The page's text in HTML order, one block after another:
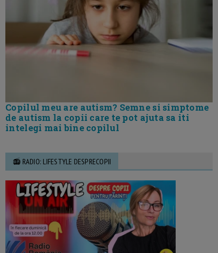
Copilul meu are autism? Semne si simptome
de autism la copii care te pot ajuta sa iti
intelegi mai bine copilul
📻 RADIO: LIFESTYLE DESPRECOPII